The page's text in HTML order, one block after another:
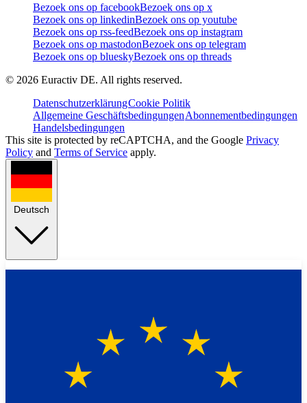
Bezoek ons op facebookBezoek ons op x
Bezoek ons op linkedinBezoek ons op youtube
Bezoek ons op rss-feedBezoek ons op instagram
Bezoek ons op mastodonBezoek ons op telegram
Bezoek ons op blueskyBezoek ons op threads
© 2026 Euractiv DE. All rights reserved.
DatenschutzerklärungCookie Politik
Allgemeine GeschäftsbedingungenAbonnementbedingungen
Handelsbedingungen
This site is protected by reCAPTCHA, and the Google Privacy
Policy and Terms of Service apply.
Deutsch